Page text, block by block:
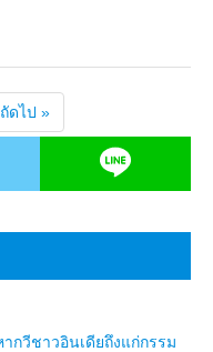
ดไป »
กวีชาวอินเดียถึงแก่กรรม